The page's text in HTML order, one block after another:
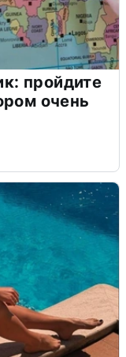
пройдите
очень